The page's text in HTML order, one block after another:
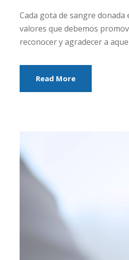
Cada gota de sangre
valores que debemos
reconocer y agradecer a
Read More